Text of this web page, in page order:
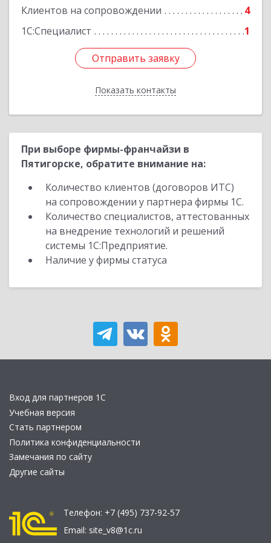
Клиентов на сопровождении
4
1С:Специалист
1
Отправить заявку
Показать контакты
Подробнее
Отправить заявку
Назад
При выборе фирмы-франчайзи в
Пятигорске, обратите внимание на:
Количество клиентов (договоров ИТС)
на сопровождении у партнера фирмы 1С.
Количество специалистов, аттестованных
на внедрение технологий и решений
системы 1С:Предприятие.
Наличие у фирмы статуса
Вход для партнеров 1С
Учебная версия
Стать партнером
Политика конфиденциальности
Замечания по сайту
Другие сайты
Телефон: +7 (495) 737-92-57
Email: site_v8@1c.ru